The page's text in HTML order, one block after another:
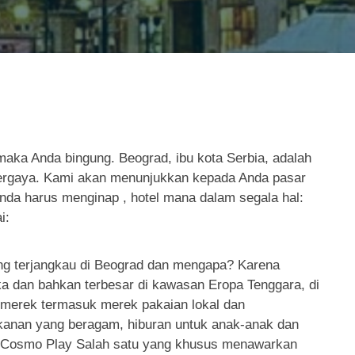
Anda bingung. Beograd, ibu kota Serbia, adalah
Kami akan menunjukkan kepada Anda pasar
harus menginap , hotel mana dalam segala hal:
terjangkau di Beograd dan mengapa? Karena
dan bahkan terbesar di kawasan Eropa Tenggara, di
termasuk merek pakaian lokal dan
yang beragam, hiburan untuk anak-anak dan
Play Salah satu yang khusus menawarkan